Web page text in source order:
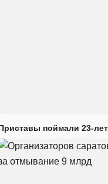
поймали 23-